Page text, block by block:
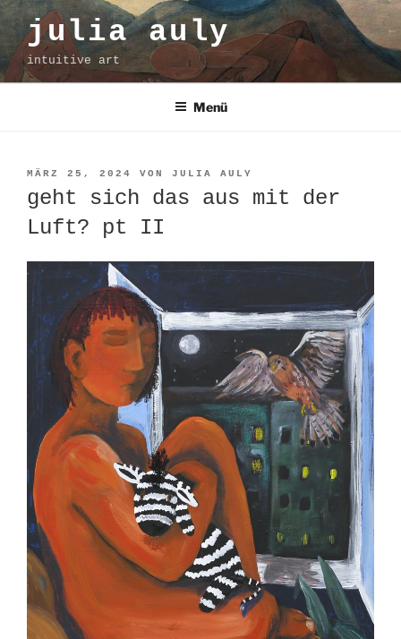
Zum
Inhalt
springen
julia auly
intuitive art
Menü
VERÖFFENTLICHT
MÄRZ 25, 2024 VON JULIA AULY
geht sich das aus mit der
Luft? pt II